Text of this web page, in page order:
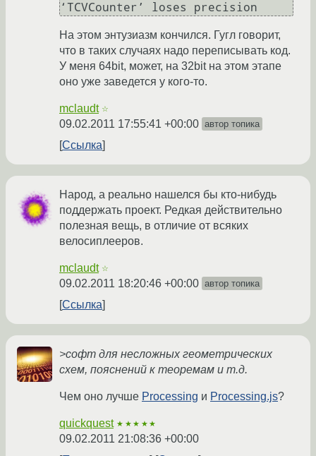
На этом энтузиазм кончился. Гугл говорит,
что в таких случаях надо переписывать код.
У меня 64bit, может, на 32bit на этом этапе
оно уже заведется у кого-то.
mclaudt ☆
09.02.2011 17:55:41 +00:00 автор топика
Ссылка
Народ, а реально нашелся бы кто-нибудь
поддержать проект. Редкая действительно
полезная вещь, в отличие от всяких
велосиплееров.
mclaudt ☆
09.02.2011 18:20:46 +00:00 автор топика
Ссылка
>софт для несложных геометрических
схем, пояснений к теоремам и т.д.
Чем оно лучше Processing и Processing.js?
quickquest ★★★★★
09.02.2011 21:08:36 +00:00